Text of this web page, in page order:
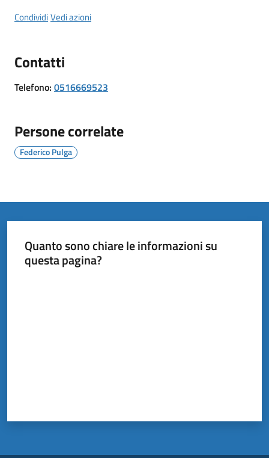
Comune
Amministrazione
Trasparente
gli
CondividiVedi azioni
Contatti
Telefono: 0516669523
Persone correlate
Federico Pulga
Quanto sono chiare le informazioni su
questa pagina?